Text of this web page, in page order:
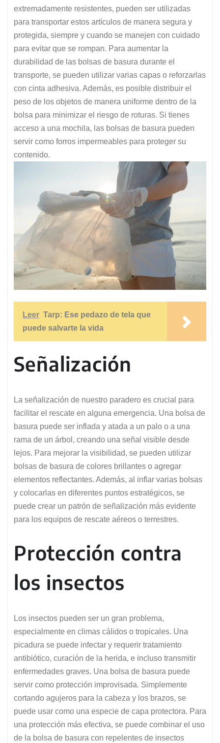
extremadamente resistentes, pueden ser utilizadas
para transportar estos artículos de manera segura y
protegida, siempre y cuando se manejen con cuidado
para evitar que se rompan. Para aumentar la
durabilidad de las bolsas de basura durante el
transporte, se pueden utilizar varias capas o reforzarlas
con cinta adhesiva. Además, es posible distribuir el
peso de los objetos de manera uniforme dentro de la
bolsa para minimizar el riesgo de roturas. Si tienes
acceso a una mochila, las bolsas de basura pueden
servir como forros impermeables para proteger su
contenido.
Leer Tarp: Ese pedazo de tela que
puede salvarte la vida
Señalización
La señalización de nuestro paradero es crucial para
facilitar el rescate en alguna emergencia. Una bolsa de
basura puede ser inflada y atada a un palo o a una
rama de un árbol, creando una señal visible desde
lejos. Para mejorar la visibilidad, se pueden utilizar
bolsas de basura de colores brillantes o agregar
elementos reflectantes. Además, al inflar varias bolsas
y colocarlas en diferentes puntos estratégicos, se
puede crear un patrón de señalización más evidente
para los equipos de rescate aéreos o terrestres.
Protección contra
los insectos
Los insectos pueden ser un gran problema,
especialmente en climas cálidos o tropicales. Una
picadura se puede infectar y requerir tratamiento
antibiótico, curación de la herida, e incluso transmitir
enfermedades graves. Una bolsa de basura puede
servir como protección improvisada. Simplemente
cortando agujeros para la cabeza y los brazos, se
puede usar como una especie de capa protectora. Para
una protección más efectiva, se puede combinar el uso
de la bolsa de basura con repelentes de insectos